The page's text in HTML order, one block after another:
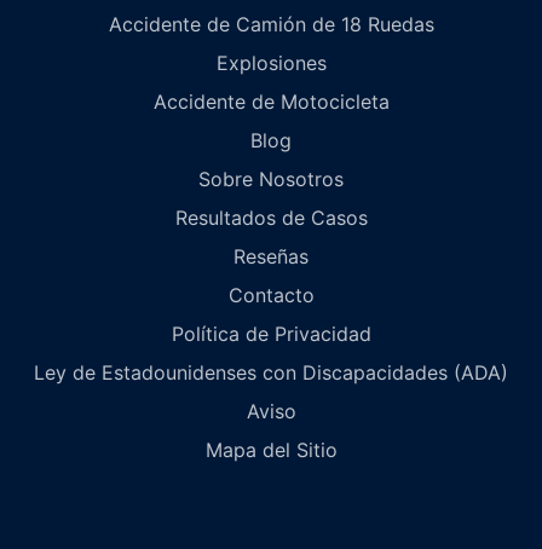
Accidente de Camión de 18 Ruedas
Explosiones
Accidente de Motocicleta
Blog
Sobre Nosotros
Resultados de Casos
Reseñas
Contacto
Política de Privacidad
Ley de Estadounidenses con Discapacidades (ADA)
Aviso
Mapa del Sitio